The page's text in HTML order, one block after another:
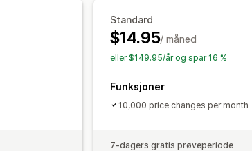
Standard
$14.95/ måned
eller $149.95/år og spar 16 %
Funksjoner
10,000 price changes per month
7-dagers gratis prøveperiode